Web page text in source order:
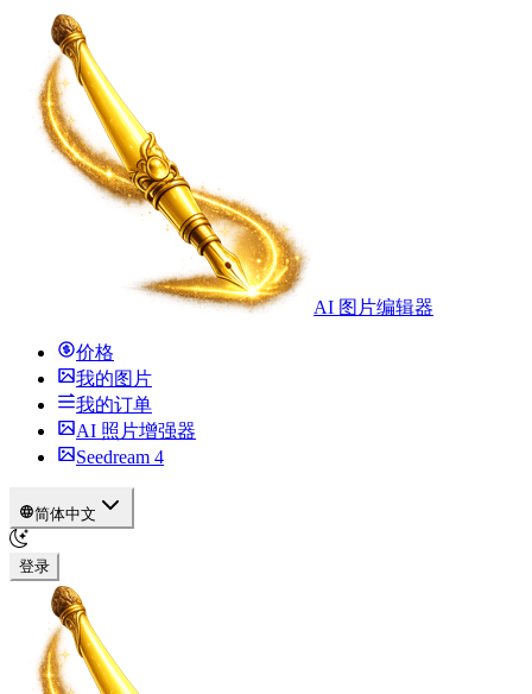
AI 图片编辑器
价格
我的图片
我的订单
AI 照片增强器
Seedream 4
简体中文
登录